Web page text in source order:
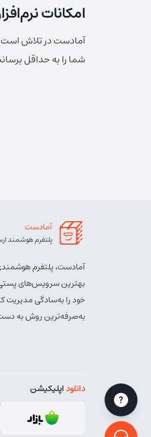
امکانات
آمادست در تلاش است
شما را به حداقل
آمادست
پلتفرم هوشمند
آمادست، پلتفرم
بهترین سرویس‌های
خود را به‌سادگی مدیریت
به‌صرفه‌ترین روش به
دانلوداپلیکیشن